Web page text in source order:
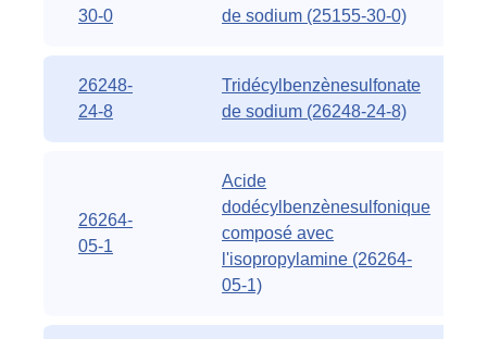
30-0
de sodium (25155-30-0)
26248-
24-8
Tridécylbenzènesulfonate
de sodium (26248-24-8)
26264-
05-1
Acide
dodécylbenzènesulfonique
composé avec
l'isopropylamine (26264-
05-1)